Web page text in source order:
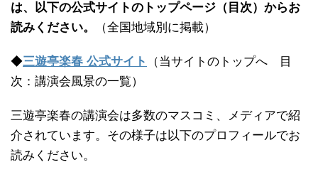
は、以下の公式サイトのトップページ（目次）からお
読みください。
（全国地域別に掲載）
◆三遊亭楽春 公式サイト
（当サイトのトップへ 目
次：講演会風景の一覧）
三遊亭楽春の講演会は多数のマスコミ、メディアで紹
介されています。その様子は以下のプロフィールでお
読みください。